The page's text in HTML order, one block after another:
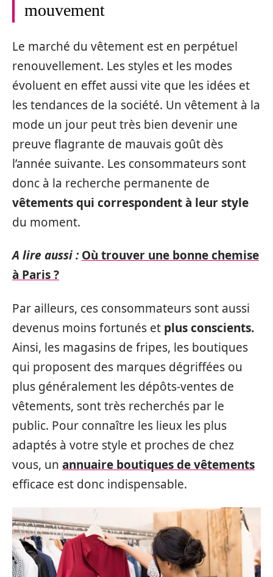
mouvement
Le marché du vêtement est en perpétuel
renouvellement. Les styles et les modes
évoluent en effet aussi vite que les idées et
les tendances de la société. Un vêtement à la
mode un jour peut très bien devenir une
preuve flagrante de mauvais goût dès
l’année suivante. Les consommateurs sont
donc à la recherche permanente de
vêtements qui correspondent à leur style
du moment.
A lire aussi : Où trouver une bonne chemise
à Paris ?
Par ailleurs, ces consommateurs sont aussi
devenus moins fortunés et plus conscients.
Ainsi, les magasins de fripes, les boutiques
qui proposent des marques dégriffées ou
plus généralement les dépôts-ventes de
vêtements, sont très recherchés par le
public. Pour connaître les lieux les plus
adaptés à votre style et proches de chez
vous, un annuaire boutiques de vêtements
efficace est donc indispensable.